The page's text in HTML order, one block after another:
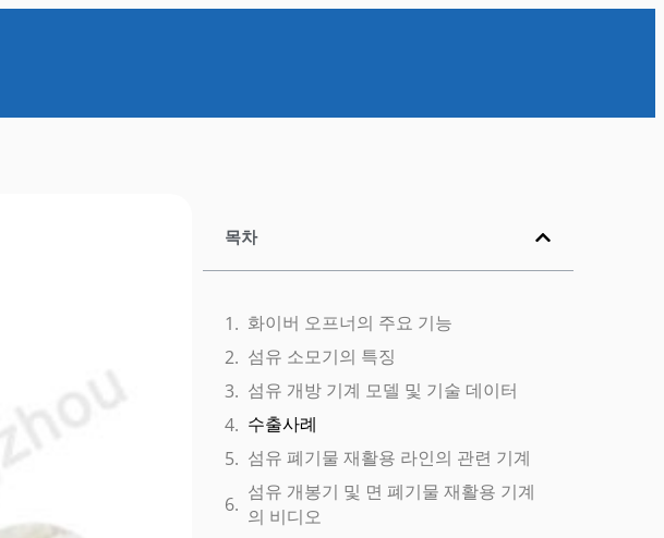
목차
화이버 오프너의 주요 기능
섬유 소모기의 특징
섬유 개방 기계 모델 및 기술 데이터
수출사례
섬유 폐기물 재활용 라인의 관련 기계
섬유 개봉기 및 면 폐기물 재활용 기계
의 비디오